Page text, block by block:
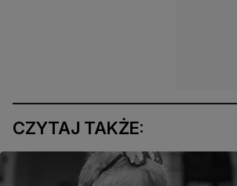
CZYTAJ TAKŻE: